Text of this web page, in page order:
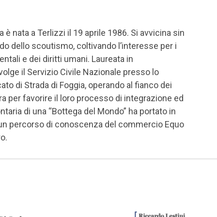
è nata a Terlizzi il 19 aprile 1986. Si avvicina sin
dello scoutismo, coltivando l’interesse per i
e dei diritti umani. Laureata in
il Servizio Civile Nazionale presso lo
di Strada di Foggia, operando al fianco dei
per favorire il loro processo di integrazione ed
di una “Bottega del Mondo” ha portato in
percorso di conoscenza del commercio Equo